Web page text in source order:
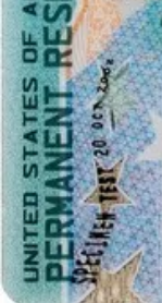
أمام الكاميرا
وجهك الطبيعية.